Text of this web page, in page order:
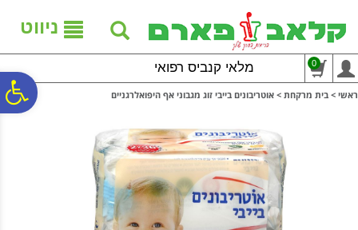
נגישות
אתר
המרכזי
ניווט
מלאי קנביס רפואי 0
ראשי > בית מרקחת > אוטריבונים בייבי זוג מגבוני אף היפואלרגניים